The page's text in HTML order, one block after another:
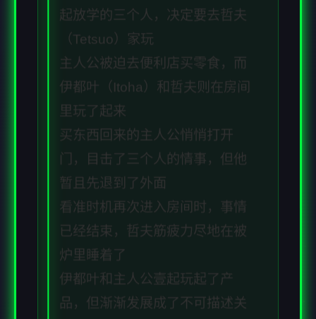
起放学的三个人，决定要去哲夫
（Tetsuo）家玩
主人公被迫去便利店买零食，而
伊都叶（Itoha）和哲夫则在房间
里玩了起来
买东西回来的主人公悄悄打开
门，目击了三个人的情事，但他
暂且先退到了外面
看准时机再次进入房间时，事情
已经结束，哲夫筋疲力尽地在被
炉里睡着了
伊都叶和主人公壹起玩起了产
品，但渐渐发展成了不可描述关